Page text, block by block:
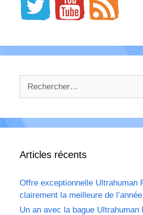
Articles récents
Offre exceptionnelle Ultrahuman
clairement la meilleure de l’année
Un an avec la bague Ultrahuman